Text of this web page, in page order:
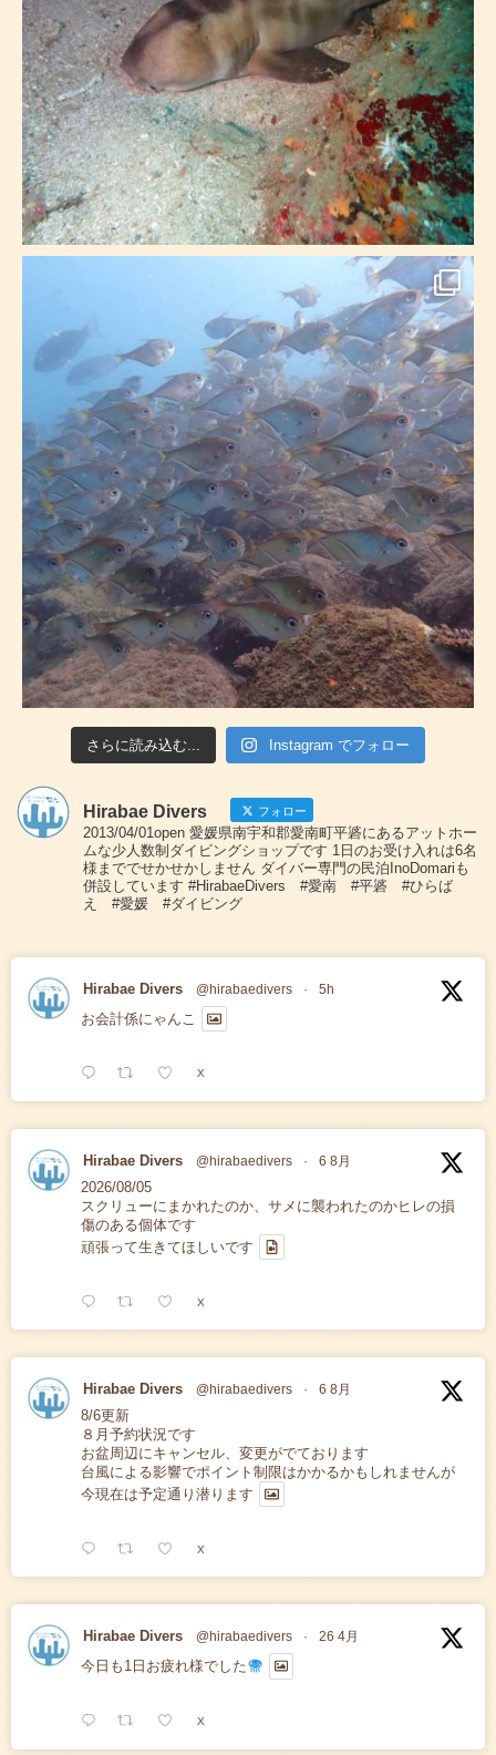
さらに読み込む... Instagram でフォロー
Hirabae Divers フォロー
2013/04/01open 愛媛県南宇和郡愛南町平碆にあるアットホー
ムな少人数制ダイビングショップです 1日のお受け入れは6名
様まででせかせかしません ダイバー専門の民泊InoDomariも
併設しています #HirabaeDivers #愛南 #平碆 #ひらば
え #愛媛 #ダイビング
Hirabae Divers @hirabaedivers · 5h
お会計係にゃんこ
X
Hirabae Divers @hirabaedivers · 6 8月
2026/08/05
スクリューにまかれたのか、サメに襲われたのかヒレの損
傷のある個体です
頑張って生きてほしいです
X
Hirabae Divers @hirabaedivers · 6 8月
8/6更新
８月予約状況です
お盆周辺にキャンセル、変更がでております
台風による影響でポイント制限はかかるかもしれませんが
今現在は予定通り潜ります
X
Hirabae Divers @hirabaedivers · 26 4月
今日も1日お疲れ様でした
X